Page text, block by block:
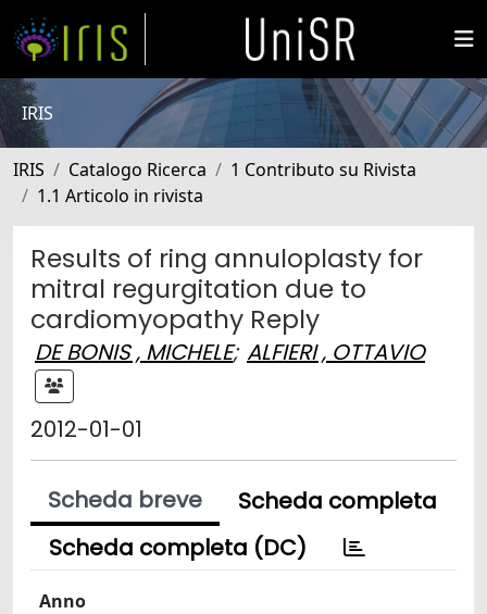
IRIS
IRIS Catalogo Ricerca
1 Contributo su Rivista
1.1 Articolo in rivista
Results of ring annuloplasty for
mitral regurgitation due to
cardiomyopathy Reply
DE BONIS , MICHELE; ALFIERI , OTTAVIO
2012-01-01
Scheda breve
Scheda completa
Scheda completa (DC)
Anno